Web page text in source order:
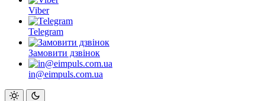
Viber
Telegram
Замовити дзвінок
in@eimpuls.com.ua